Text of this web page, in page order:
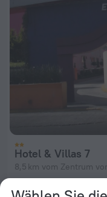
Hotel & Villas 7
8,5 km vom Zentrum
von 18 €